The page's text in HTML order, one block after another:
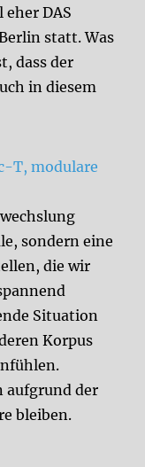
DAS
statt. Was
dass der
in diesem
T, modulare
sondern eine
die wir
Situation
Korpus
aufgrund der
bleiben.